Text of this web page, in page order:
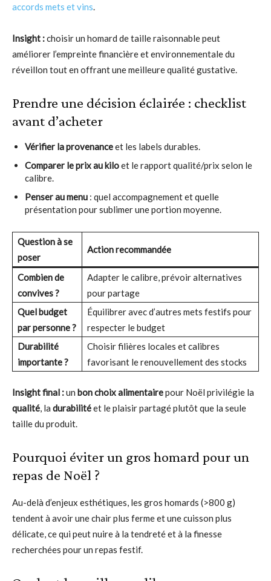
accords mets et vins.
Insight :choisir un homard de taille raisonnable peut
améliorer l’empreinte financière et environnementale du
réveillon tout en offrant une meilleure qualité gustative.
Prendre une décision éclairée : checklist
avant d’acheter
Vérifier la provenanceet les labels durables.
Comparer le prix au kiloet le rapport qualité/prix selon le
calibre.
Penser au menu : quel accompagnement et quelle
présentation pour sublimer une portion moyenne.
Question à se
poser
Action recommandée
Combien de
convives ?
Adapter le calibre, prévoir alternatives
pour partage
Quel budget
par personne ?
Équilibrer avec d’autres mets festifs pour
respecter le budget
Durabilité
importante ?
Choisir filières locales et calibres
favorisant le renouvellement des stocks
Insight final :un bon choix alimentairepour Noël privilégie la
qualité, la durabilitéet le plaisir partagé plutôt que la seule
taille du produit.
Pourquoi éviter un gros homard pour un
repas de Noël ?
Au-delà d’enjeux esthétiques, les gros homards (>800 g)
tendent à avoir une chair plus ferme et une cuisson plus
délicate, ce qui peut nuire à la tendreté et à la finesse
recherchées pour un repas festif.